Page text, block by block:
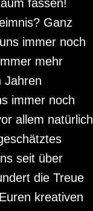
fassen!
Ganz
immer noch
mehr
Jahren
immer noch
allem natürlich
seit über
die Treue
kreativen